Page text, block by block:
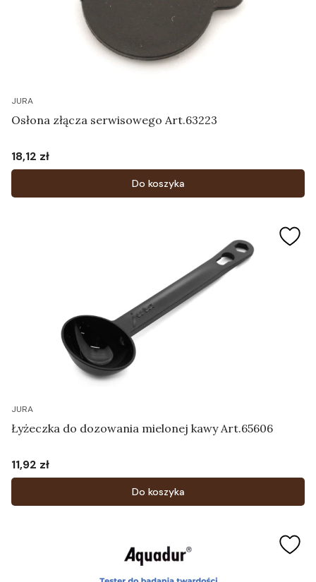
JURA
Osłona złącza serwisowego Art.63223
Cena
18,12 zł
Do koszyka
JURA
Łyżeczka do dozowania mielonej kawy Art.65606
Cena
11,92 zł
Do koszyka